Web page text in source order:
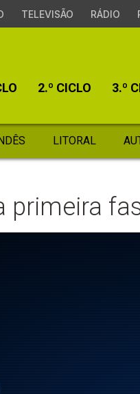
TELEVISÃO RÁDIO
2.º CICLO 3.º
LITORAL
primeira